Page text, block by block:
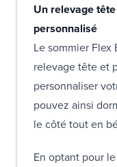
Un relevage
personnalisé
Le sommier Flex
relevage tête et
personnaliser
pouvez ainsi
le côté tout en
En optant pour